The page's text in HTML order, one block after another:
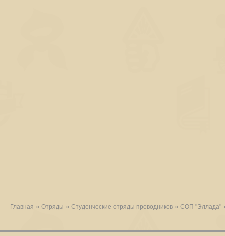
Главная » Отряды » Студенческие отряды проводников» СОП "Эллада"